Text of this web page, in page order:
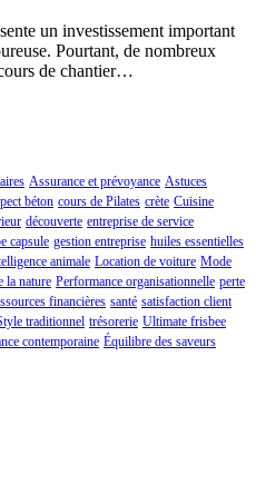
un investissement important
Pourtant, de nombreux
de chantier…
Assurance et prévoyance Astuces
béton cours de Pilates crète Cuisine
découverte entreprise de service
capsule gestion entreprise huiles essentielles
animale Location de voiture Mode
la nature Performance organisationnelle perte
financières santé satisfaction client
traditionnel trésorerie Ultimate frisbee
contemporaine Équilibre des saveurs